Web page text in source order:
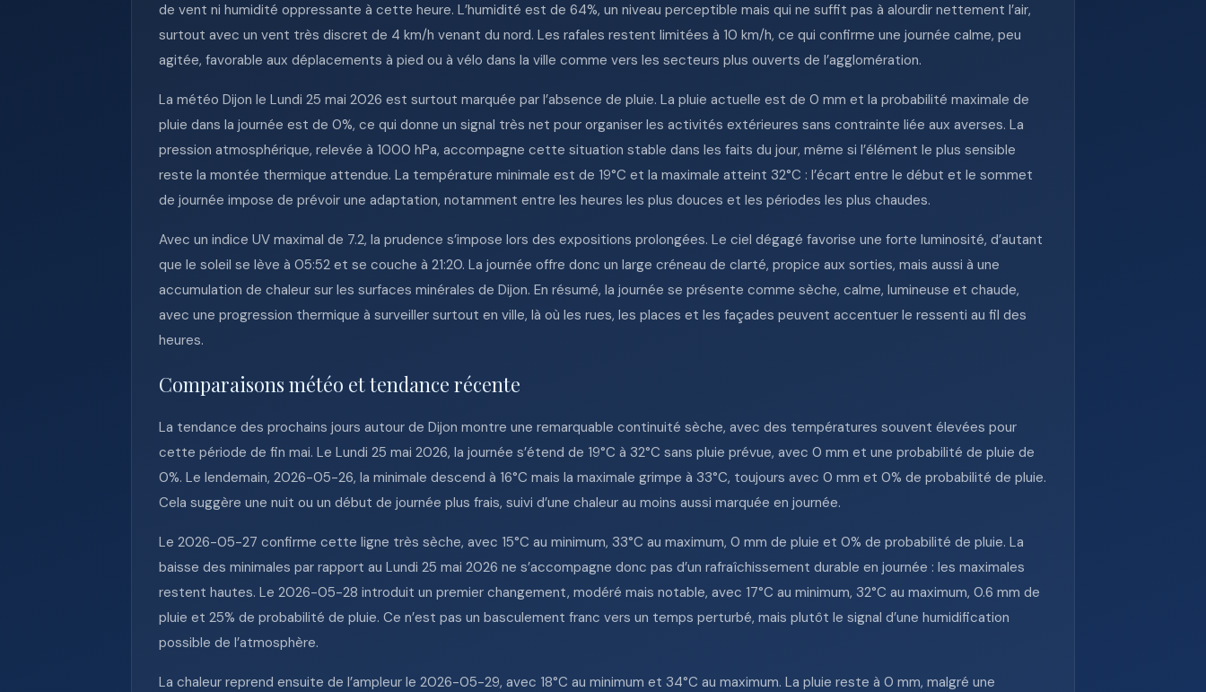
de vent ni humidité oppressante à cette heure. L’humidité est de 64%, un niveau perceptible mais qui ne suffit pas à alourdir nettement l’air,
surtout avec un vent très discret de 4 km/h venant du nord. Les rafales restent limitées à 10 km/h, ce qui confirme une journée calme, peu
agitée, favorable aux déplacements à pied ou à vélo dans la ville comme vers les secteurs plus ouverts de l’agglomération.
La météo Dijon le Lundi 25 mai 2026 est surtout marquée par l’absence de pluie. La pluie actuelle est de 0 mm et la probabilité maximale de
pluie dans la journée est de 0%, ce qui donne un signal très net pour organiser les activités extérieures sans contrainte liée aux averses. La
pression atmosphérique, relevée à 1000 hPa, accompagne cette situation stable dans les faits du jour, même si l’élément le plus sensible
reste la montée thermique attendue. La température minimale est de 19°C et la maximale atteint 32°C : l’écart entre le début et le sommet
de journée impose de prévoir une adaptation, notamment entre les heures les plus douces et les périodes les plus chaudes.
Avec un indice UV maximal de 7.2, la prudence s’impose lors des expositions prolongées. Le ciel dégagé favorise une forte luminosité, d’autant
que le soleil se lève à 05:52 et se couche à 21:20. La journée offre donc un large créneau de clarté, propice aux sorties, mais aussi à une
accumulation de chaleur sur les surfaces minérales de Dijon. En résumé, la journée se présente comme sèche, calme, lumineuse et chaude,
avec une progression thermique à surveiller surtout en ville, là où les rues, les places et les façades peuvent accentuer le ressenti au fil des
heures.
Comparaisons météo et tendance récente
La tendance des prochains jours autour de Dijon montre une remarquable continuité sèche, avec des températures souvent élevées pour
cette période de fin mai. Le Lundi 25 mai 2026, la journée s’étend de 19°C à 32°C sans pluie prévue, avec 0 mm et une probabilité de pluie de
0%. Le lendemain, 2026-05-26, la minimale descend à 16°C mais la maximale grimpe à 33°C, toujours avec 0 mm et 0% de probabilité de pluie.
Cela suggère une nuit ou un début de journée plus frais, suivi d’une chaleur au moins aussi marquée en journée.
Le 2026-05-27 confirme cette ligne très sèche, avec 15°C au minimum, 33°C au maximum, 0 mm de pluie et 0% de probabilité de pluie. La
baisse des minimales par rapport au Lundi 25 mai 2026 ne s’accompagne donc pas d’un rafraîchissement durable en journée : les maximales
restent hautes. Le 2026-05-28 introduit un premier changement, modéré mais notable, avec 17°C au minimum, 32°C au maximum, 0.6 mm de
pluie et 25% de probabilité de pluie. Ce n’est pas un basculement franc vers un temps perturbé, mais plutôt le signal d’une humidification
possible de l’atmosphère.
La chaleur reprend ensuite de l’ampleur le 2026-05-29, avec 18°C au minimum et 34°C au maximum. La pluie reste à 0 mm, malgré une